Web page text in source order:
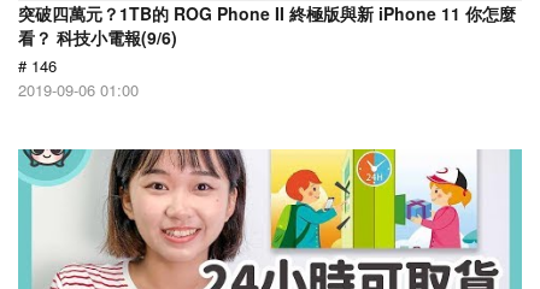
突破四萬元？1TB的 ROG Phone II 終極版與新 iPhone 11 你怎麼
看？ 科技小電報(9/6)
# 146
2019-09-06 01:00